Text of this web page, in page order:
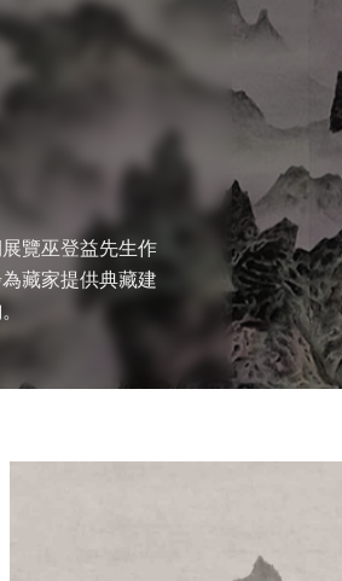
覽巫登益先生作
藏家提供典藏建